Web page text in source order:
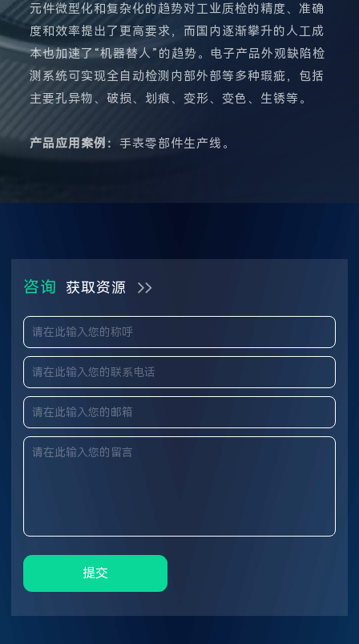
元件微型化和复杂化的趋势对工业质检的精度、准确
度和效率提出了更高要求，而国内逐渐攀升的人工成
本也加速了“机器替人”的趋势。电子产品外观缺陷检
测系统可实现全自动检测内部外部等多种瑕疵，包括
主要孔异物、破损、划痕、变形、变色、生锈等。
产品应用案例： 手表零部件生产线。
咨询 获取资源